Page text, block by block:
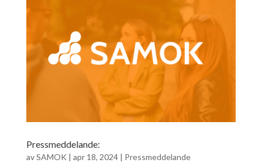
Pressmeddelande:
avSAMOK | apr 18, 2024| Pressmeddelande